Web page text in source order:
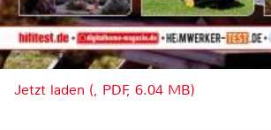
Jetzt laden (, PDF, 6.04 MB)